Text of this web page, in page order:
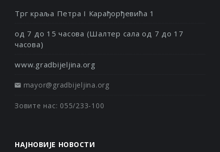
Трг краља Петра I Карађорђевића 1
од 7 до 15 часова (Шалтер сала од 7 до 17
часова)
www.gradbijeljina.org
mayor@gradbijeljina.org
Зовите нас: 055/233-100
НАЈНОВИЈЕ НОВОСТИ